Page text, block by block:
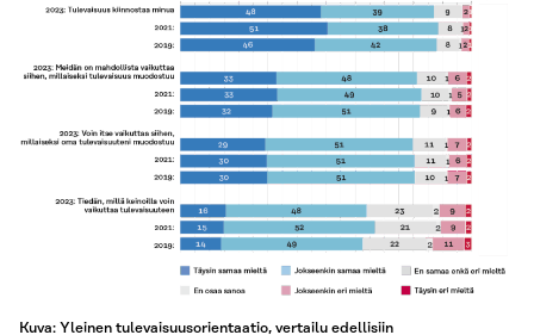
Kuva: Yleinen tulevaisuusorientaatio, vertailu edellisiin